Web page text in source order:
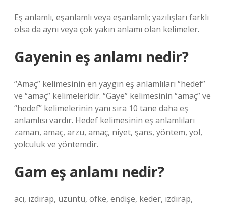
Eş anlamlı, eşanlamlı veya eşanlamlı; yazılışları farklı
olsa da aynı veya çok yakın anlamı olan kelimeler.
Gayenin eş anlamı nedir?
“Amaç” kelimesinin en yaygın eş anlamlıları “hedef”
ve “amaç” kelimeleridir. “Gaye” kelimesinin “amaç” ve
“hedef” kelimelerinin yanı sıra 10 tane daha eş
anlamlısı vardır. Hedef kelimesinin eş anlamlıları
zaman, amaç, arzu, amaç, niyet, şans, yöntem, yol,
yolculuk ve yöntemdir.
Gam eş anlamı nedir?
acı, ızdırap, üzüntü, öfke, endişe, keder, ızdırap,